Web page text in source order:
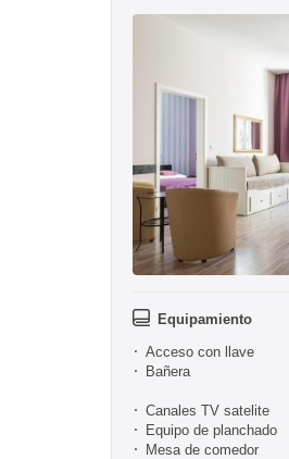
Equipamiento
Acceso con llave
Bañera
Canales TV satelite
Equipo de planchado
Mesa de comedor